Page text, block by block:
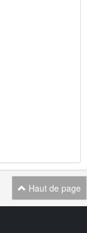
Haut de page